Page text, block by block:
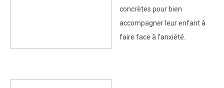
concrètes pour bien
accompagner leur enfant à
faire face à l’anxiété.